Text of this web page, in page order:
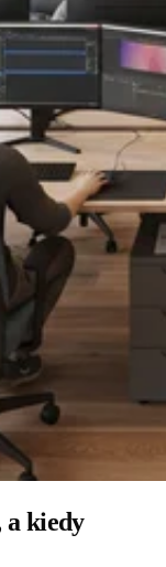
kiedy